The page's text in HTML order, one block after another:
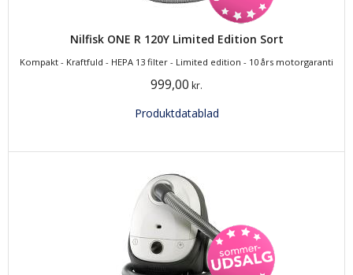
Nilfisk ONE R 120Y Limited Edition Sort
Kompakt - Kraftfuld - HEPA 13 filter - Limited edition - 10 års motorgaranti
999,00 kr.
Produktdatablad